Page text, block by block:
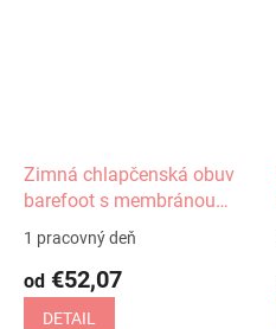
Zimná chlapčenská obuv
barefoot s membránou
Daryk denim Protetika
1 pracovný deň
od €52,07
DETAIL